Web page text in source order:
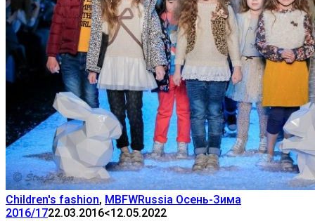
Children's fashion, MBFWRussia Осень-Зима
2016/1722.03.2016<12.05.2022